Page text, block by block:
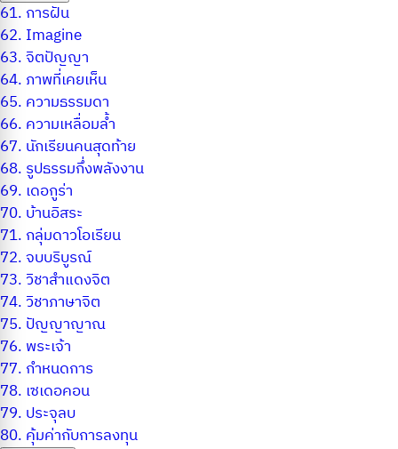
61. การฝัน
62. Imagine
63.จิตปัญญา
64. ภาพที่เคยเห็น
65. ความธรรมดา
66. ความเหลื่อมล้ำ
67. นักเรียนคนสุดท้าย
68. รูปธรรมกึ่งพลังงาน
69. เดอกูร่า
70. บ้านอิสระ
71. กลุ่มดาวโอเรียน
72.จบบริบูรณ์
73.วิชาสำแดงจิต
74.วิชาภาษาจิต
75. ปัญญาญาณ
76. พระเจ้า
77. กำหนดการ
78. เซเดอคอน
79. ประจุลบ
80. คุ้มค่ากับการลงทุน